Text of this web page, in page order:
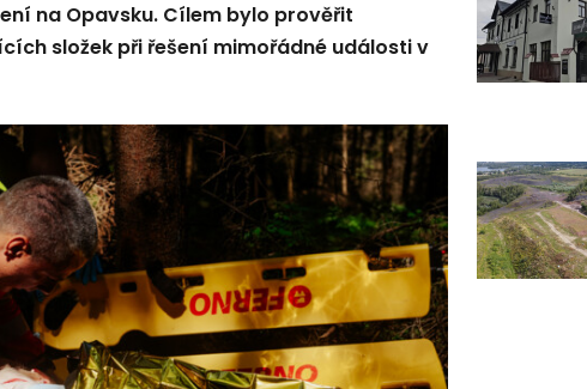
na Opavsku. Cílem bylo prověřit
složek při řešení mimořádné události v